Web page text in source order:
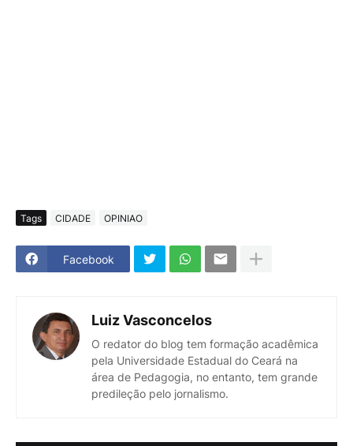
Tags CIDADE OPINIAO
Facebook
Luiz Vasconcelos
O redator do blog tem formação acadêmica
pela Universidade Estadual do Ceará na
área de Pedagogia, no entanto, tem grande
predileção pelo jornalismo.